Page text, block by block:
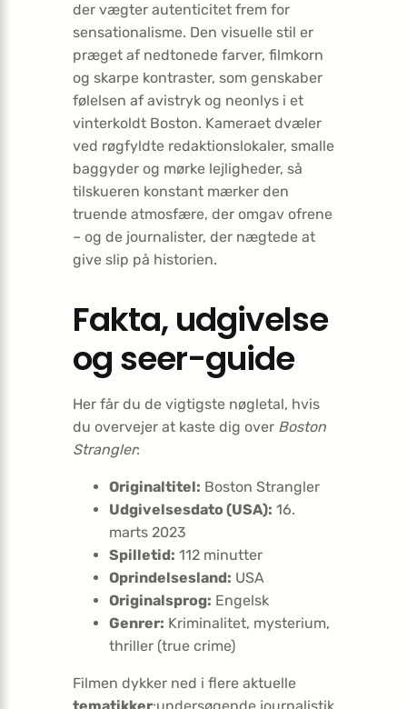
der vægter autenticitet frem for
sensationalisme. Den visuelle stil er
præget af nedtonede farver, filmkorn
og skarpe kontraster, som genskaber
følelsen af avistryk og neonlys i et
vinterkoldt Boston. Kameraet dvæler
ved røgfyldte redaktionslokaler, smalle
baggyder og mørke lejligheder, så
tilskueren konstant mærker den
truende atmosfære, der omgav ofrene
– og de journalister, der nægtede at
give slip på historien.
Fakta, udgivelse
og seer-guide
Her får du de vigtigste nøgletal, hvis
du overvejer at kaste dig over Boston
Strangler:
Originaltitel: Boston Strangler
Udgivelsesdato (USA): 16.
marts 2023
Spilletid: 112 minutter
Oprindelsesland: USA
Originalsprog: Engelsk
Genrer: Kriminalitet, mysterium,
thriller (true crime)
Filmen dykker ned i flere aktuelle